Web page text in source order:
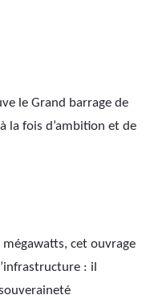
le Grand barrage de
la fois d’ambition et de
cet ouvrage
: il